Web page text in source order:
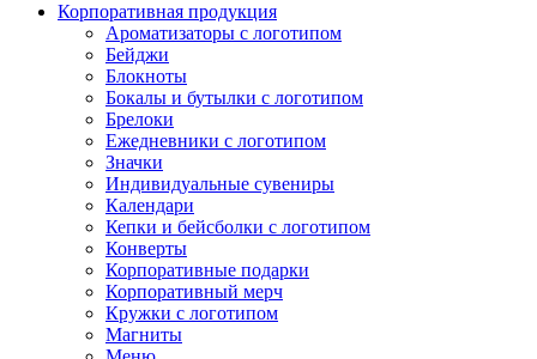
Корпоративная продукция
Ароматизаторы с логотипом
Бейджи
Блокноты
Бокалы и бутылки с логотипом
Брелоки
Ежедневники с логотипом
Значки
Индивидуальные сувениры
Календари
Кепки и бейсболки с логотипом
Конверты
Корпоративные подарки
Корпоративный мерч
Кружки с логотипом
Магниты